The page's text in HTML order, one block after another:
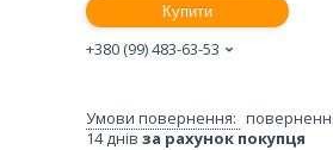
Купити
+380 (99) 483-63-53
14 днів за рахунок покупця